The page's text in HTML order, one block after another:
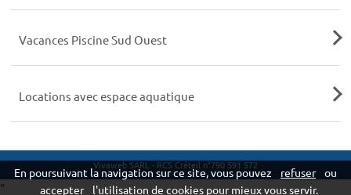
Vacances Piscine Sud Ouest
Locations avec espace aquatique
Vivaweb SARL - RCS Créteil n°790 591 572
En poursuivant la navigation sur ce site, vous pouvez refuser
ou
accepter
l'utilisation de cookies pour mieux vous servir.
"